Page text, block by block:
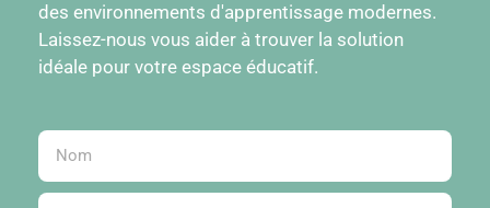
des environnements d'apprentissage modernes.
Laissez-nous vous aider à trouver la solution
idéale pour votre espace éducatif.